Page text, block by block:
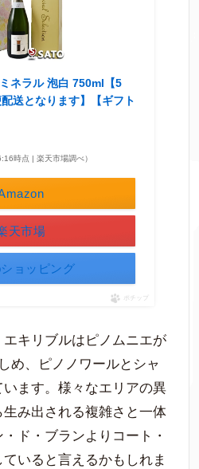
ネラル 泡白 750ml【5
送となります】【ギフト
時点 | 楽天市場調べ）
天市場
ョッピング
ポチップ
キリブルはピノムニエが
め、ピノノワールとシャ
ます。様々なエリアの異
み出される複雑さと一体
ド・ブランよりコート・
ていると言えるかもしれま